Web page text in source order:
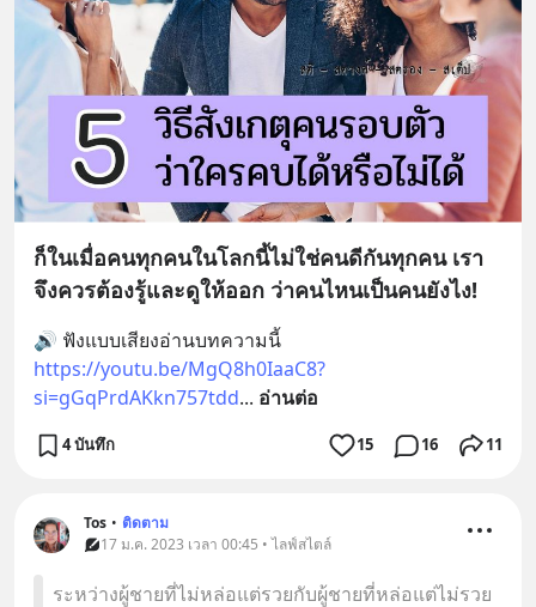
ก็ในเมื่อคนทุกคนในโลกนี้ไม่ใช่คนดีกันทุกคน เรา
จึงควรต้องรู้และดูให้ออก ว่าคนไหนเป็นคนยังไง!
🔊 ฟังแบบเสียงอ่านบทความนี้
https://youtu.be/MgQ8h0IaaC8?
si=gGqPrdAKkn757tdd... อ่านต่อ
4 บันทึก 15 16 11
Tos • ติดตาม
17 ม.ค. 2023 เวลา 00:45 • ไลฟ์สไตล์
ระหว่างผู้ชายที่ไม่หล่อแต่รวยกับผู้ชายที่หล่อแต่ไม่รวย